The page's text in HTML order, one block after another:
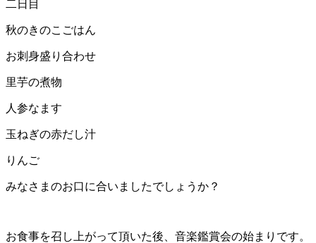
二日目
秋のきのこごはん
お刺身盛り合わせ
里芋の煮物
人参なます
玉ねぎの赤だし汁
りんご
みなさまのお口に合いましたでしょうか？
お食事を召し上がって頂いた後、音楽鑑賞会の始まりです。